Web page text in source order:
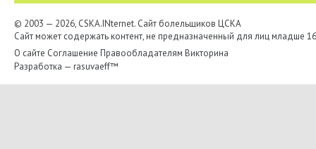
© 2003 — 2026, CSKA.INternet. Cайт болельщиков ЦСКА
Сайт может содержать контент, не предназначенный для лиц младше
О сайте Соглашение Правообладателям Викторина
Разработка — rasuvaeff™